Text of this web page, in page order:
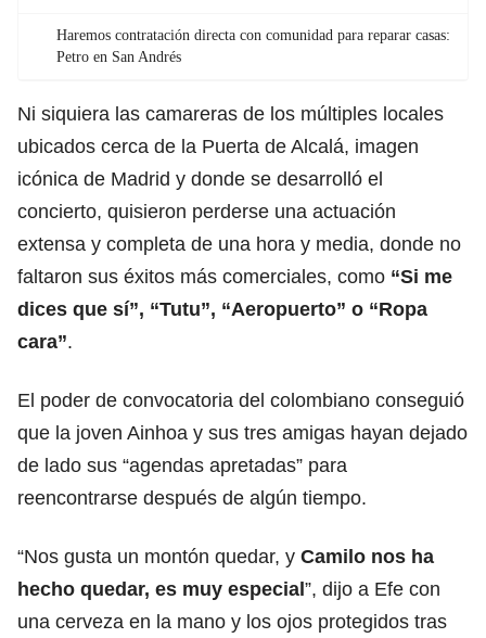
Haremos contratación directa con comunidad para reparar casas:
Petro en San Andrés
Ni siquiera las camareras de los múltiples locales
ubicados cerca de la Puerta de Alcalá, imagen
icónica de Madrid y donde se desarrolló el
concierto, quisieron perderse una actuación
extensa y completa de una hora y media, donde no
faltaron sus éxitos más comerciales, como “Si me
dices que sí”, “Tutu”, “Aeropuerto” o “Ropa
cara”.
El poder de convocatoria del colombiano conseguió
que la joven Ainhoa y sus tres amigas hayan dejado
de lado sus “agendas apretadas” para
reencontrarse después de algún tiempo.
“Nos gusta un montón quedar, y Camilo nos ha
hecho quedar, es muy especial”, dijo a Efe con
una cerveza en la mano y los ojos protegidos tras